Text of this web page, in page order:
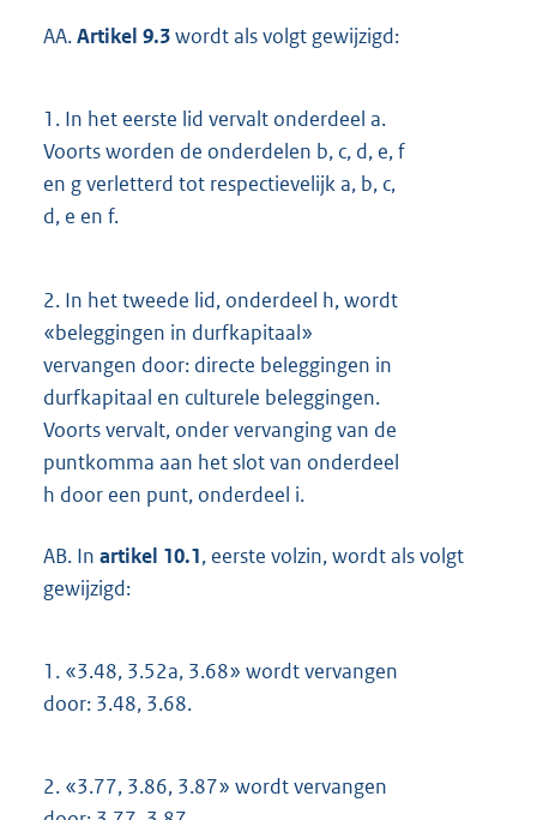
AA.Artikel 9.3wordt als volgt gewijzigd:
1. In het eerste lid vervalt onderdeel a.
Voorts worden de onderdelen b, c, d, e, f
en g verletterd tot respectievelijk a, b, c,
d, e en f.
2. In het tweede lid, onderdeel h, wordt
«beleggingen in durfkapitaal»
vervangen door: directe beleggingen in
durfkapitaal en culturele beleggingen.
Voorts vervalt, onder vervanging van de
puntkomma aan het slot van onderdeel
h door een punt, onderdeel i.
AB. In artikel 10.1, eerste volzin, wordt als volgt
gewijzigd:
1. «3.48, 3.52a, 3.68» wordt vervangen
door: 3.48, 3.68.
2. «3.77, 3.86, 3.87» wordt vervangen